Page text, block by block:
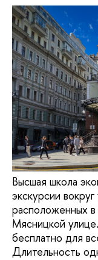
Высшая школа
экскурсии
расположенных
Мясницкой
бесплатно для
Длительность